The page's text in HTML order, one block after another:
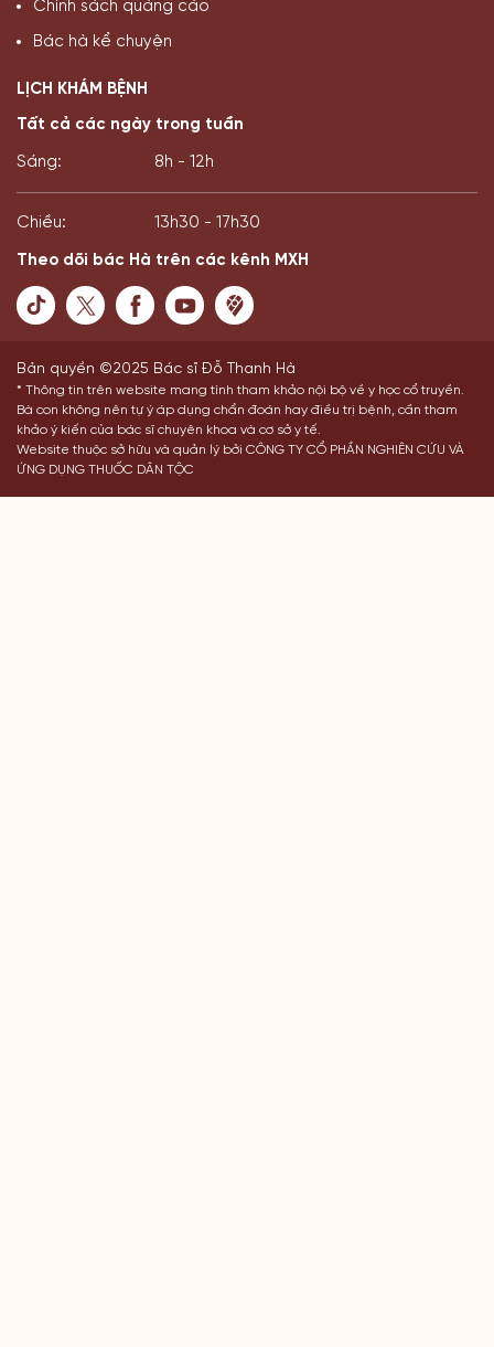
Chính sách quảng cáo
Bác hà kể chuyện
LỊCH KHÁM BỆNH
Tất cả các ngày trong tuần
Sáng: 8h - 12h
Chiều: 13h30 - 17h30
Theo dõi bác Hà trên các kênh MXH
Bản quyền ©2025 Bác sĩ Đỗ Thanh Hà
* Thông tin trên website mang tính tham khảo nội bộ về y học cổ truyền.
Bà con không nên tự ý áp dụng chẩn đoán hay điều trị bệnh, cần tham
khảo ý kiến của bác sĩ chuyên khoa và cơ sở y tế.
Website thuộc sở hữu và quản lý bởi CÔNG TY CỔ PHẦN NGHIÊN CỨU VÀ
ỨNG DỤNG THUỐC DÂN TỘC